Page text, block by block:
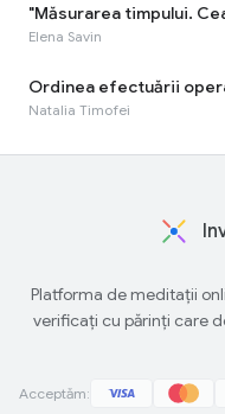
"Măsurarea timpului.
Elena Savin
Ordinea efectuării
Natalia Timofei
Platforma de meditații
verificați cu părinți care
Acceptăm: